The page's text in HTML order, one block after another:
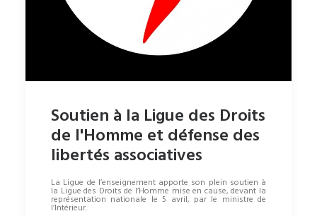
Soutien à la Ligue des Droits
de l'Homme et défense des
libertés associatives
La Ligue de l’enseignement apporte son plein soutien à
la Ligue des Droits de l’Homme mise en cause, devant la
représentation nationale le 5 avril, par le ministre de
l’Intérieur.